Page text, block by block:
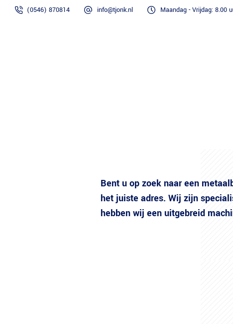
(0546) 870814 info@tjonk.nl Maandag - Vrijdag: 8.00
Bent u op zoek naar een
het juiste adres. Wij zijn
hebben wij een uitgebreid